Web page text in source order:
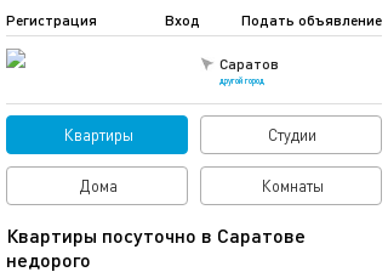
Саратов
другой город
Подать объявление
Регистрация Вход
Квартиры Студии
Дома Комнаты
Квартиры посуточно в Саратове
недорого